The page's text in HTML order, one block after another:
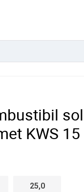
KWS 15
25,0